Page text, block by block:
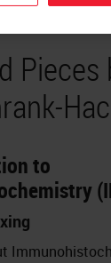
Pieces
to